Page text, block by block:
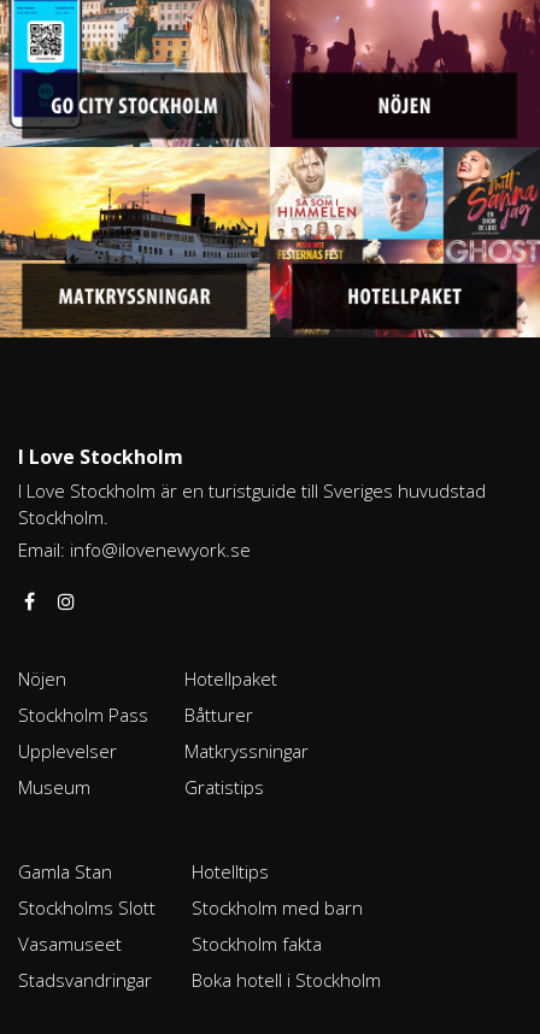
I Love Stockholm
I Love Stockholm är en turistguide till Sveriges huvudstad
Stockholm.
Email: info@ilovenewyork.se
Nöjen
Stockholm Pass
Upplevelser
Museum
Hotellpaket
Båtturer
Matkryssningar
Gratistips
Gamla Stan
Stockholms Slott
Vasamuseet
Stadsvandringar
Hotelltips
Stockholm med barn
Stockholm fakta
Boka hotell i Stockholm